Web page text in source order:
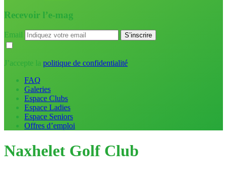
Recevoir l’e-mag
Email
J’accepte la politique de confidentialité
FAQ
Galeries
Espace Clubs
Espace Ladies
Espace Seniors
Offres d’emploi
Naxhelet Golf Club